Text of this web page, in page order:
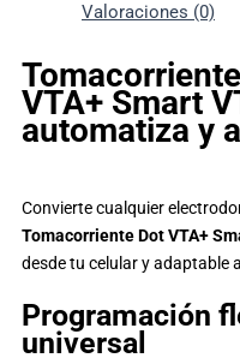
Valoraciones (0)
VTA+ Smart
automatiza y
Convierte cualquier
Tomacorriente Dot VTA+
desde tu celular y adaptable
Programación
universal